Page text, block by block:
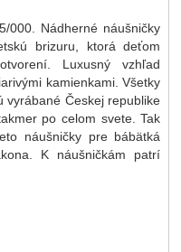
000. Nádherné náušničky
brizuru, ktorá deťom
Luxusný vzhľad
kamienkami. Všetky
vyrábané Českej republike
po celom svete. Tak
náušničky pre bábätká
K náušničkám patrí